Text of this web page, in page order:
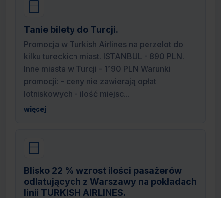
Tanie bilety do Turcji.
Promocja w Turkish Airlines na perzelot do
kilku tureckich miast. ISTANBUL - 890 PLN.
Inne miasta w Turcji - 1190 PLN Warunki
promocji: - ceny nie zawierają opłat
lotniskowych - ilość miejsc...
więcej
Blisko 22 % wzrost ilości pasażerów
odlatujących z Warszawy na pokładach
linii TURKISH AIRLINES.